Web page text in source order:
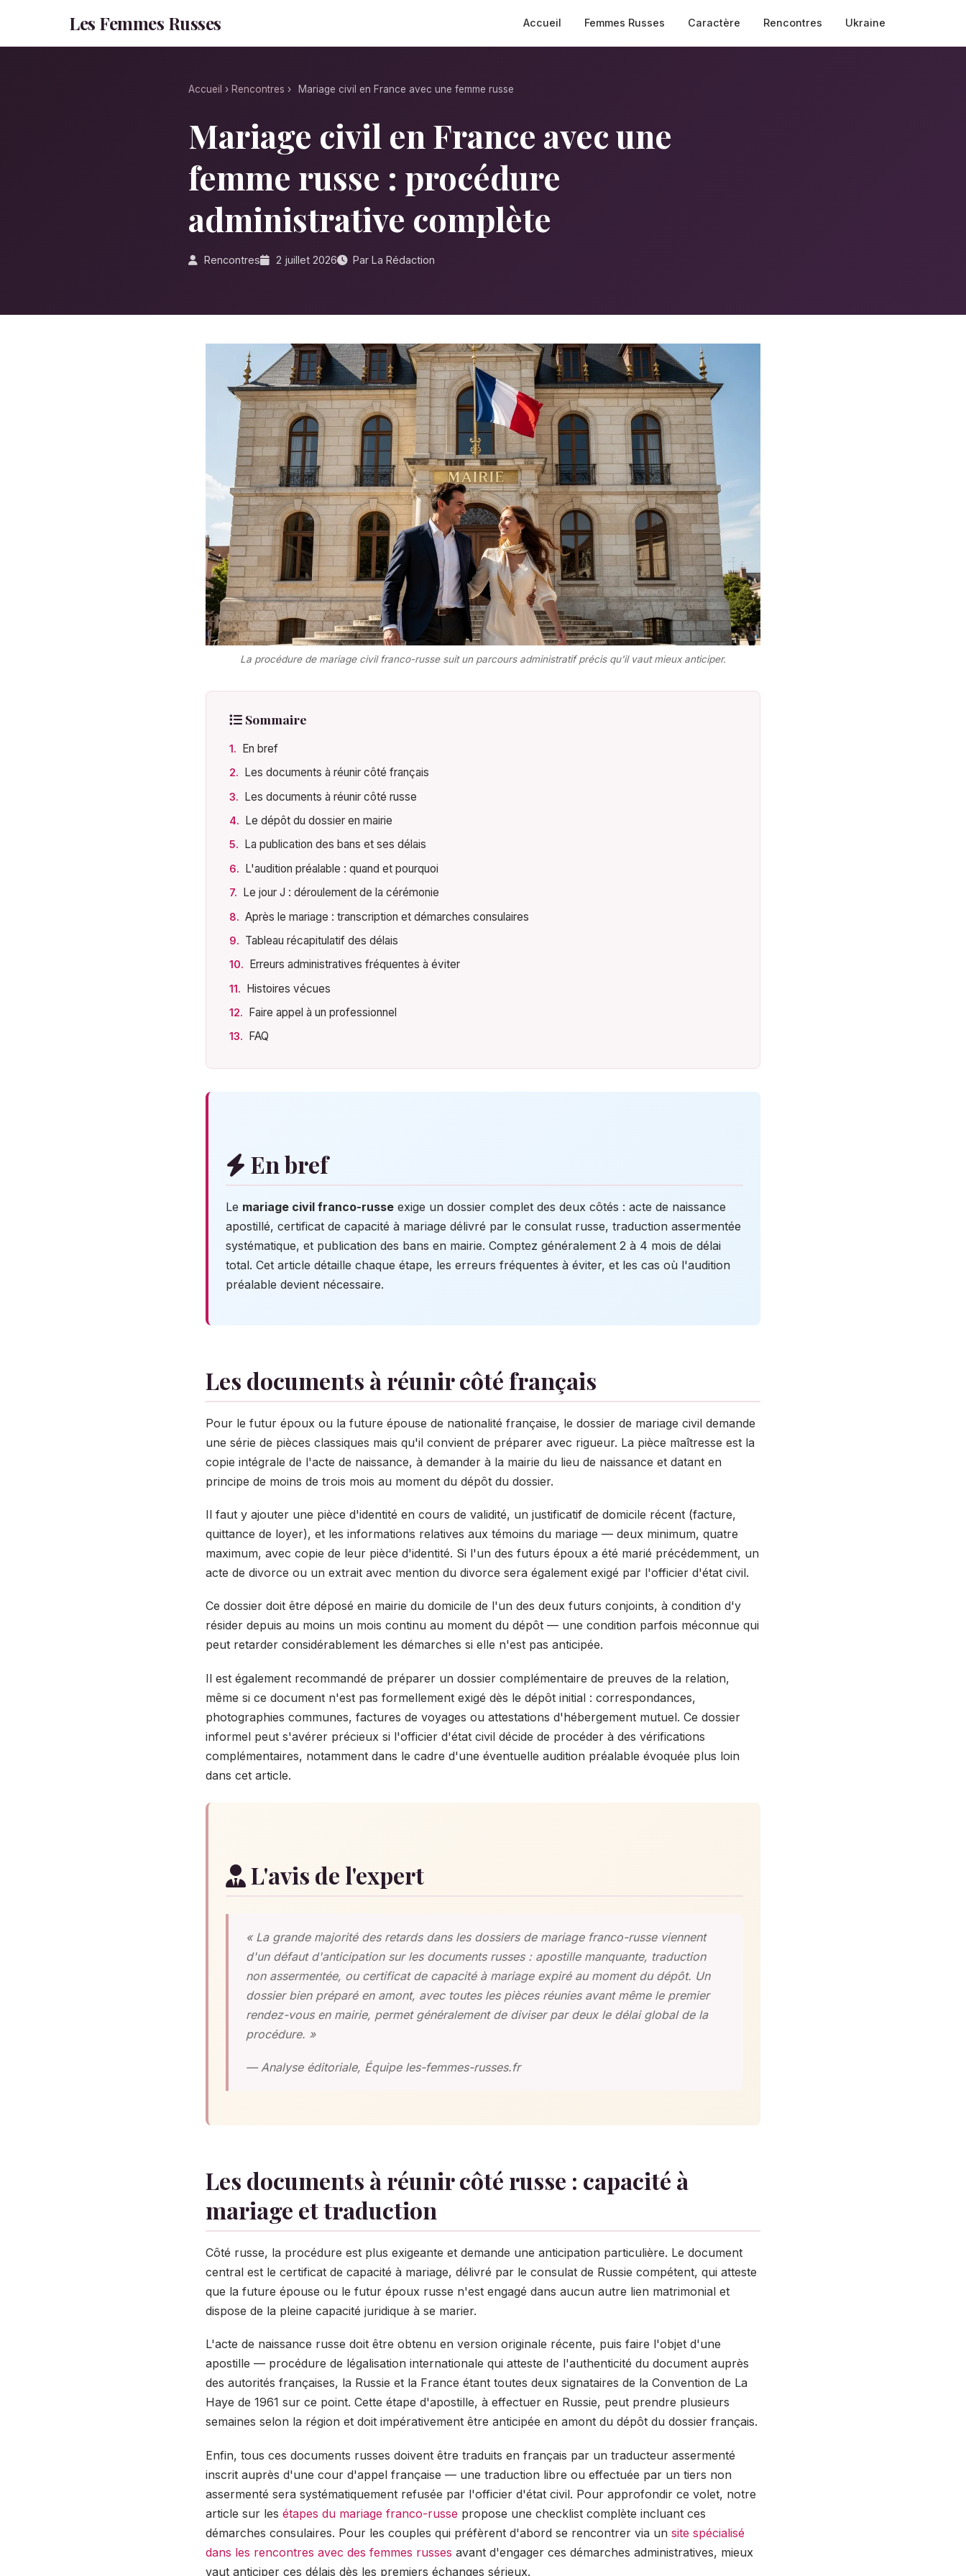
Les Femmes Russes Accueil Femmes Russes Caractère Rencontres Ukraine
Accueil › Rencontres › Mariage civil en France avec une femme russe
Mariage civil en France avec une
femme russe : procédure
administrative complète
Rencontres 2 juillet 2026 Par La Rédaction
La procédure de mariage civil franco-russe suit un parcours administratif précis qu'il vaut mieux anticiper.
Sommaire
En bref
Les documents à réunir côté français
Les documents à réunir côté russe
Le dépôt du dossier en mairie
La publication des bans et ses délais
L'audition préalable : quand et pourquoi
Le jour J : déroulement de la cérémonie
Après le mariage : transcription et démarches consulaires
Tableau récapitulatif des délais
Erreurs administratives fréquentes à éviter
Histoires vécues
Faire appel à un professionnel
FAQ
En bref
Le mariage civil franco-russe exige un dossier complet des deux côtés : acte de naissance
apostillé, certificat de capacité à mariage délivré par le consulat russe, traduction assermentée
systématique, et publication des bans en mairie. Comptez généralement 2 à 4 mois de délai
total. Cet article détaille chaque étape, les erreurs fréquentes à éviter, et les cas où l'audition
préalable devient nécessaire.
Les documents à réunir côté français
Pour le futur époux ou la future épouse de nationalité française, le dossier de mariage civil demande
une série de pièces classiques mais qu'il convient de préparer avec rigueur. La pièce maîtresse est la
copie intégrale de l'acte de naissance, à demander à la mairie du lieu de naissance et datant en
principe de moins de trois mois au moment du dépôt du dossier.
Il faut y ajouter une pièce d'identité en cours de validité, un justificatif de domicile récent (facture,
quittance de loyer), et les informations relatives aux témoins du mariage — deux minimum, quatre
maximum, avec copie de leur pièce d'identité. Si l'un des futurs époux a été marié précédemment, un
acte de divorce ou un extrait avec mention du divorce sera également exigé par l'officier d'état civil.
Ce dossier doit être déposé en mairie du domicile de l'un des deux futurs conjoints, à condition d'y
résider depuis au moins un mois continu au moment du dépôt — une condition parfois méconnue qui
peut retarder considérablement les démarches si elle n'est pas anticipée.
Il est également recommandé de préparer un dossier complémentaire de preuves de la relation,
même si ce document n'est pas formellement exigé dès le dépôt initial : correspondances,
photographies communes, factures de voyages ou attestations d'hébergement mutuel. Ce dossier
informel peut s'avérer précieux si l'officier d'état civil décide de procéder à des vérifications
complémentaires, notamment dans le cadre d'une éventuelle audition préalable évoquée plus loin
dans cet article.
L'avis de l'expert
« La grande majorité des retards dans les dossiers de mariage franco-russe viennent
d'un défaut d'anticipation sur les documents russes : apostille manquante, traduction
non assermentée, ou certificat de capacité à mariage expiré au moment du dépôt. Un
dossier bien préparé en amont, avec toutes les pièces réunies avant même le premier
rendez-vous en mairie, permet généralement de diviser par deux le délai global de la
procédure. »
— Analyse éditoriale, Équipe les-femmes-russes.fr
Les documents à réunir côté russe : capacité à
mariage et traduction
Côté russe, la procédure est plus exigeante et demande une anticipation particulière. Le document
central est le certificat de capacité à mariage, délivré par le consulat de Russie compétent, qui atteste
que la future épouse ou le futur époux russe n'est engagé dans aucun autre lien matrimonial et
dispose de la pleine capacité juridique à se marier.
L'acte de naissance russe doit être obtenu en version originale récente, puis faire l'objet d'une
apostille — procédure de légalisation internationale qui atteste de l'authenticité du document auprès
des autorités françaises, la Russie et la France étant toutes deux signataires de la Convention de La
Haye de 1961 sur ce point. Cette étape d'apostille, à effectuer en Russie, peut prendre plusieurs
semaines selon la région et doit impérativement être anticipée en amont du dépôt du dossier français.
Enfin, tous ces documents russes doivent être traduits en français par un traducteur assermenté
inscrit auprès d'une cour d'appel française — une traduction libre ou effectuée par un tiers non
assermenté sera systématiquement refusée par l'officier d'état civil. Pour approfondir ce volet, notre
article sur les étapes du mariage franco-russe propose une checklist complète incluant ces
démarches consulaires. Pour les couples qui préfèrent d'abord se rencontrer via un site spécialisé
dans les rencontres avec des femmes russes avant d'engager ces démarches administratives, mieux
vaut anticiper ces délais dès les premiers échanges sérieux.